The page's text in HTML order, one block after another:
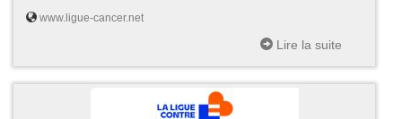
www.ligue-cancer.net
Lire la suite